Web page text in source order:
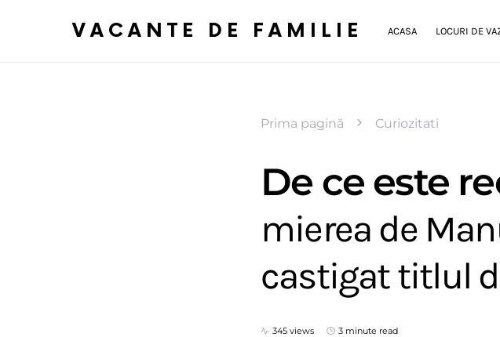
VACANTE DE FAMILIE ACASA LOCURI DE
Prima pagină Curiozitati
De ce este
mierea de
castigat titlul
345 views 3 minute read